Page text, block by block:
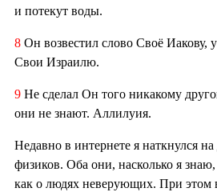
и потекут воды.
8 Он возвестил слово Своё Иакову,
Свои Израилю.
9 Не сделал Он того никакому
они не знают. Аллилуия.
Недавно в интернете я наткнулся
физиков. Оба они, насколько я
как о людях неверующих. При этом